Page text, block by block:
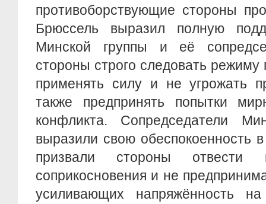
противоборствующие стороны
Брюссель выразил полную
Минской группы и её
стороны строго следовать режиму
применять силу и не угрожать
также предпринять попытки
конфликта. Сопредседатели
выразили свою обеспокоенность
призвали стороны
соприкосновения и не
усиливающих напряжённость